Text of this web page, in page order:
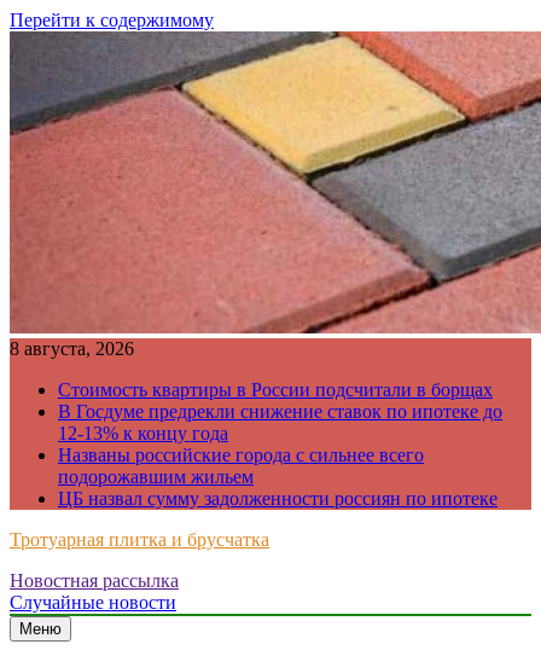
Перейти к содержимому
8 августа, 2026
Стоимость квартиры в России подсчитали в борщах
В Госдуме предрекли снижение ставок по ипотеке до
12-13% к концу года
Названы российские города с сильнее всего
подорожавшим жильем
ЦБ назвал сумму задолженности россиян по ипотеке
Тротуарная плитка и брусчатка
Just another WordPress site
Новостная рассылка
Случайные новости
Меню